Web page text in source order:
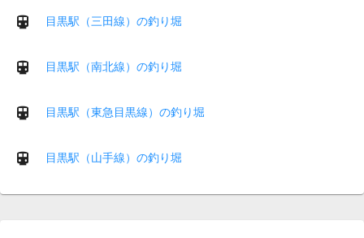
目黒駅（三田線）の釣り堀
目黒駅（南北線）の釣り堀
目黒駅（東急目黒線）の釣り堀
目黒駅（山手線）の釣り堀